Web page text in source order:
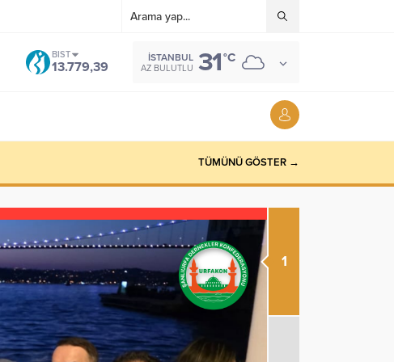
BIST
13.779,39
İSTANBUL
AZ BULUTLU 31°C
TÜMÜNÜ GÖSTER →
1